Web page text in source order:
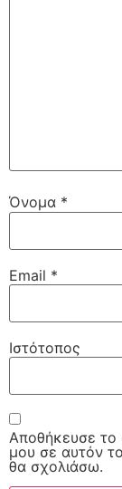
Όνομα *
Email *
Ιστότοπος
Αποθήκευσε το
μου σε αυτόν
θα σχολιάσω.